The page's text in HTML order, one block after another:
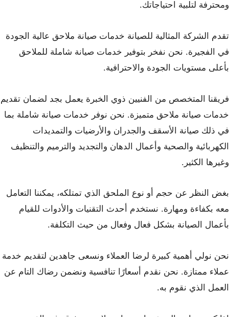
ومحترفة لتلبية احتياجاتك.
تقدم الشركة المثالية للصيانة خدمات صيانة ملاحق عالية الجودة
في الفجيرة. نحن نفخر بتوفير خدمات صيانة شاملة للملاحق
بأعلى مستويات الجودة والاحترافية.
فريقنا المتخصص من الفنيين ذوي الخبرة يعمل بجد لضمان تقديم
خدمات صيانة ملاحق متميزة. نحن نوفر خدمات صيانة شاملة بما
في ذلك صيانة الأسقف والجدران والأرضيات والتمديدات
الكهربائية والصحية وأعمال الدهان والتجديد والترميم والتنظيف
وغيرها الكثير.
بغض النظر عن حجم أو نوع الملحق الذي تمتلكه، يمكننا التعامل
معه بكفاءة ومهارة. نستخدم أحدث التقنيات والأدوات للقيام
بأعمال الصيانة بشكل فعال وفعال من حيث التكلفة.
نحن نولي أهمية كبيرة لرضا العملاء ونسعى جاهدين لتقديم خدمة
عملاء ممتازة. نحن نقدم أسعارًا تنافسية ونضمن رضاك التام عن
العمل الذي نقوم به.